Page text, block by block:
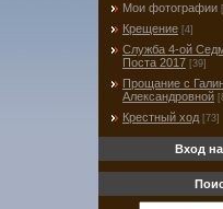
Мои фотографии
Крещение [4]
Служба 4-ой
Поста 2017 [39]
Прощание с
Александровной
Крестный ход [73]
Вход